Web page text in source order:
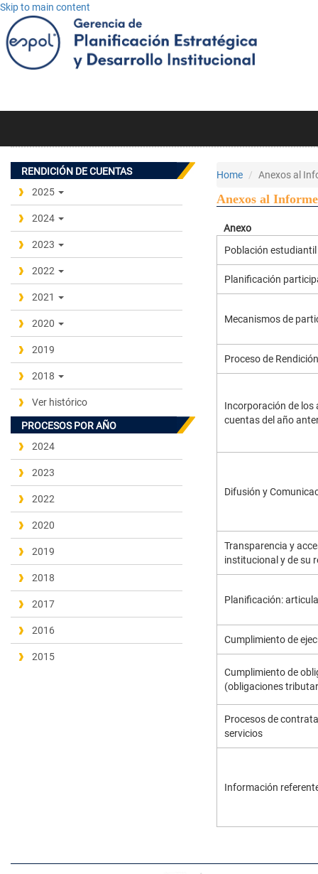
Skip to main content
RENDICIÓN DE CUENTAS
2025
2024
2023
2022
2021
2020
2019
2018
Ver histórico
PROCESOS POR AÑO
2024
2023
2022
2020
2019
2018
2017
2016
2015
Home Anexos al
Anexos al
Anexo
Población
Planificación
Mecanismos de
Proceso de
Incorporación de los
cuentas del año
Difusión y
Transparencia y
institucional y de su
Planificación:
Cumplimiento de
Cumplimiento de
(obligaciones
Procesos de
servicios
Información